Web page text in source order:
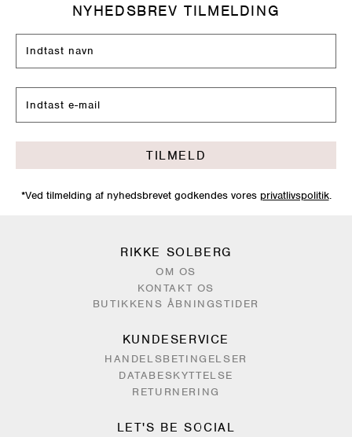
NYHEDSBREV TILMELDING
TILMELD
*Ved tilmelding af nyhedsbrevet godkendes vores privatlivspolitik.
RIKKE SOLBERG
OM OS
KONTAKT OS
BUTIKKENS ÅBNINGSTIDER
KUNDESERVICE
HANDELSBETINGELSER
DATABESKYTTELSE
RETURNERING
LET'S BE SOCIAL